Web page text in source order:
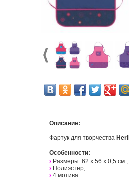
Описание:
Фартук для творчества
Особенности:
› Размеры: 62 х 56 х 0,5 см.;
› Полиэстер;
› 4 мотива.